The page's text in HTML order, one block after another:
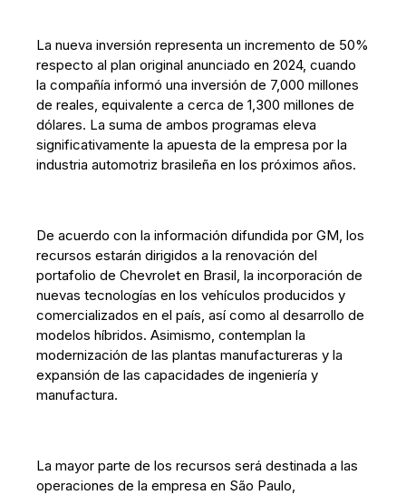
La nueva inversión representa un incremento de 50%
respecto al plan original anunciado en 2024, cuando
la compañía informó una inversión de 7,000 millones
de reales, equivalente a cerca de 1,300 millones de
dólares. La suma de ambos programas eleva
significativamente la apuesta de la empresa por la
industria automotriz brasileña en los próximos años.
De acuerdo con la información difundida por GM, los
recursos estarán dirigidos a la renovación del
portafolio de Chevrolet en Brasil, la incorporación de
nuevas tecnologías en los vehículos producidos y
comercializados en el país, así como al desarrollo de
modelos híbridos. Asimismo, contemplan la
modernización de las plantas manufactureras y la
expansión de las capacidades de ingeniería y
manufactura.
La mayor parte de los recursos será destinada a las
operaciones de la empresa en São Paulo,